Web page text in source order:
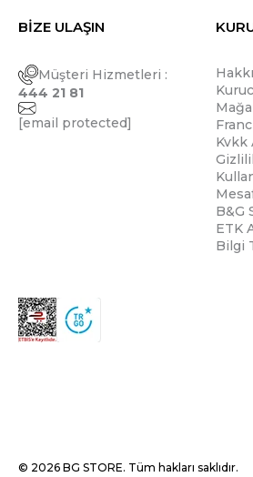
BİZE ULAŞIN
Müşteri Hizmetleri :
444 21 81
[email protected]
Kvkk
B&G
ETK
Bilgi
© 2026 BG STORE. Tüm hakları saklıdır.